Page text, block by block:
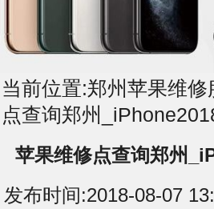
当前位置:郑州苹果维修
点查询郑州
苹果维修点查询郑州
发布时间:2018-08-07